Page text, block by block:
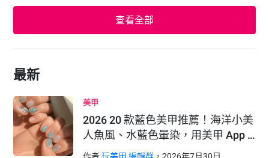
查看全部
最新
美甲
2026 20 款藍色美甲推薦！海洋小美
人魚風、水藍色暈染，用美甲 App …